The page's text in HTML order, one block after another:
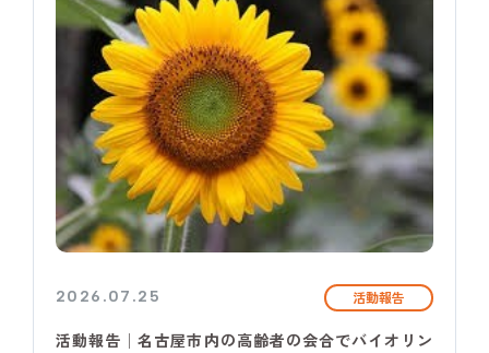
2026.07.25 活動報告
活動報告│名古屋市内の高齢者の会合でバイオリン